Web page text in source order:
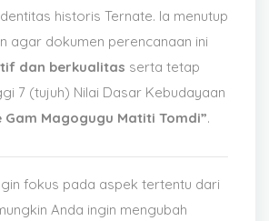
historis Ternate. Ia menutup
agar dokumen perencanaan ini
dan berkualitas serta tetap
7 (tujuh) Nilai Dasar Kebudayaan
Gam Magogugu Matiti Tomdi”.
fokus pada aspek tertentu dari
Anda ingin mengubah